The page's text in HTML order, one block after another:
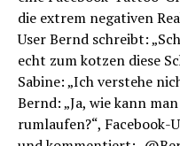
die extrem negativen
User Bernd schreibt:
echt zum kotzen diese
Sabine: „Ich verstehe
Bernd: „Ja, wie kann
rumlaufen?“, Facebook-